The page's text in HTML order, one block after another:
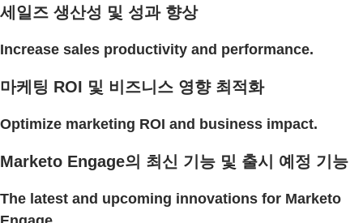
세일즈 생산성 및 성과 향상
Increase sales productivity and performance.
마케팅 ROI 및 비즈니스 영향 최적화
Optimize marketing ROI and business impact.
Marketo Engage의 최신 기능 및 출시 예정 기능
The latest and upcoming innovations for Marketo